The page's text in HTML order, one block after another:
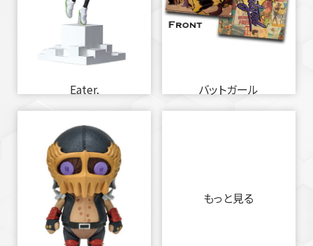
Eater. バットガール
もっと見る